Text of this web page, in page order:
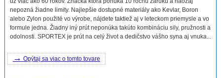
nepozná žiadne limity. Najlepšie dostupné materiály ako Kevlar, Boron
alebo Zylon použité vo výrobe, nájdete taktiež aj v leteckom priemysle a vo
formule jedna. Žiadny iný prút neponúka takúto kombináciu sily, pružnosti a
odolnosti. SPORTEX je prút na celý život a dedičstvo vášho syna aj vnuka...
→ Opýtaj sa viac o tomto tovare